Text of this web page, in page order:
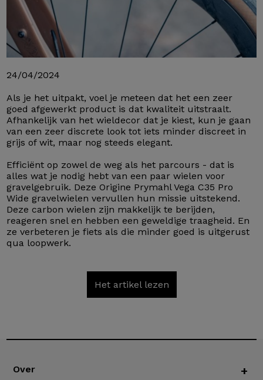
24/04/2024
Als je het uitpakt, voel je meteen dat het een zeer
goed afgewerkt product is dat kwaliteit uitstraalt.
Afhankelijk van het wieldecor dat je kiest, kun je gaan
van een zeer discrete look tot iets minder discreet in
grijs of wit, maar nog steeds elegant.
Efficiënt op zowel de weg als het parcours - dat is
alles wat je nodig hebt van een paar wielen voor
gravelgebruik. Deze Origine Prymahl Vega C35 Pro
Wide gravelwielen vervullen hun missie uitstekend.
Deze carbon wielen zijn makkelijk te berijden,
reageren snel en hebben een geweldige traagheid. En
ze verbeteren je fiets als die minder goed is uitgerust
qua loopwerk.
Het artikel lezen
Over +